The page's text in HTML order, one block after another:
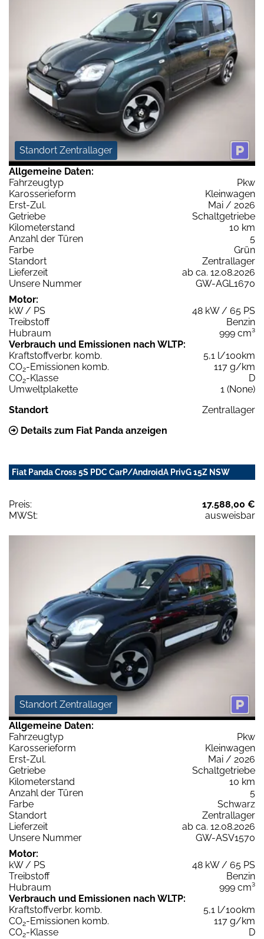
Standort Zentrallager
Allgemeine Daten:
Fahrzeugtyp
Pkw
Karosserieform
Kleinwagen
Erst-Zul.
Mai / 2026
Getriebe
Schaltgetriebe
Kilometerstand
10 km
Anzahl der Türen
5
Farbe
Grün
Standort
Zentrallager
Lieferzeit
ab ca. 12.08.2026
Unsere Nummer
GW-AGL1670
Motor:
kW / PS
48 kW / 65 PS
Treibstoff
Benzin
Hubraum
999 cm³
Verbrauch und Emissionen nach WLTP:
Kraftstoffverbr. komb.
5,1 l/100km
CO2-Emissionen komb.
117 g/km
CO2-Klasse
D
Umweltplakette
1 (None)
Standort
Zentrallager
Details zum Fiat Panda anzeigen
Fiat Panda Cross 5S PDC CarP/AndroidA PrivG 15Z NSW
Preis:
17.588,00 €
MWSt:
ausweisbar
Standort Zentrallager
Allgemeine Daten:
Fahrzeugtyp
Pkw
Karosserieform
Kleinwagen
Erst-Zul.
Mai / 2026
Getriebe
Schaltgetriebe
Kilometerstand
10 km
Anzahl der Türen
5
Farbe
Schwarz
Standort
Zentrallager
Lieferzeit
ab ca. 12.08.2026
Unsere Nummer
GW-ASV1570
Motor:
kW / PS
48 kW / 65 PS
Treibstoff
Benzin
Hubraum
999 cm³
Verbrauch und Emissionen nach WLTP:
Kraftstoffverbr. komb.
5,1 l/100km
CO2-Emissionen komb.
117 g/km
CO2-Klasse
D